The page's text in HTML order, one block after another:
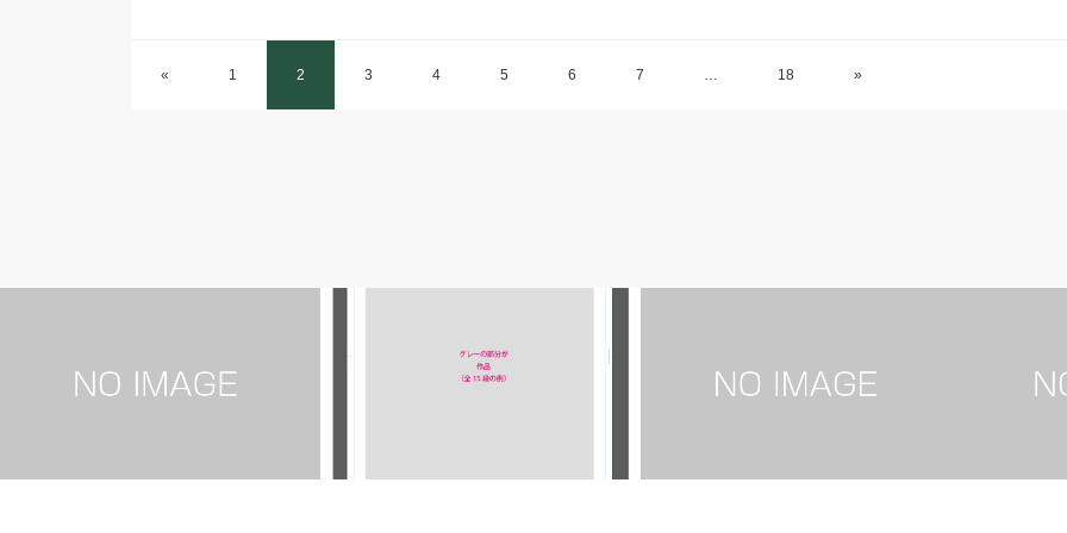
« 1 2 3 4 5 6 7 … 18 »